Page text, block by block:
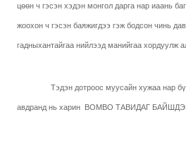
цөөн ч гэсэн хэдэн монгол дарга нар иаань
жоохон ч гэсэн баяжигдээ гэж бодсон чинь
гадныхантайгаа нийлээд манийгаа хордуулж
Тэдэн дотроос муусайн хужаа нар
авдранд нь харин BOMBO ТАВИДАГ